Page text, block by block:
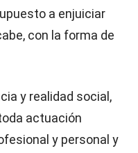
a enjuiciar
con la forma de
y realidad social,
actuación
y personal y